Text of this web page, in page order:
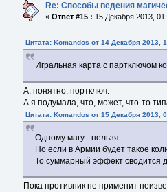
Re: Способы ведения
«Ответ #15 : 15 Декабря 2013,
Цитата: Komandos от 14 Декабря 2013,
Игральная карта с партключом
А, понятно, портключ.
А я подумала, что, может, что-то
Цитата: Komandos от 15 Декабря 2013,
Одному магу - нельзя.
Но если в Армии будет такое
То суммарный эффект сводится
Пока противник не применит